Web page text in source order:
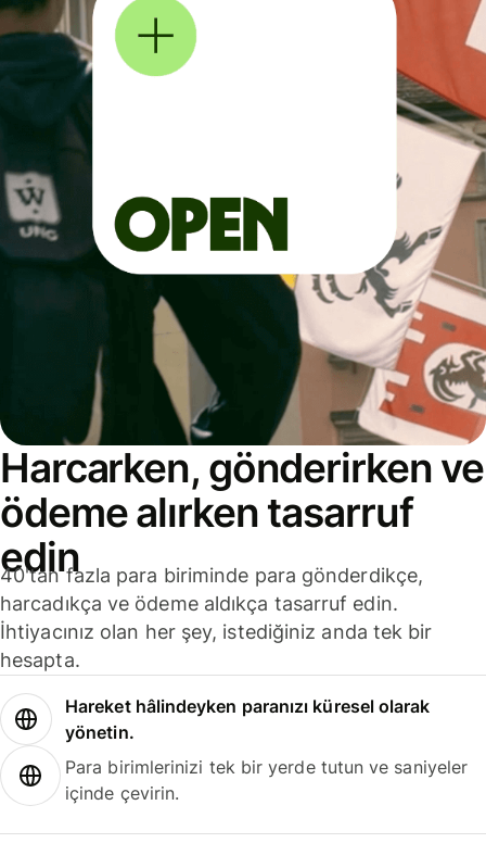
Harcarken, gönderirken ve
ödeme alırken tasarruf
edin
40'tan fazla para biriminde para gönderdikçe,
harcadıkça ve ödeme aldıkça tasarruf edin.
İhtiyacınız olan her şey, istediğiniz anda tek bir
hesapta.
Hareket hâlindeyken paranızı küresel olarak
yönetin.
Para birimlerinizi tek bir yerde tutun ve saniyeler
içinde çevirin.